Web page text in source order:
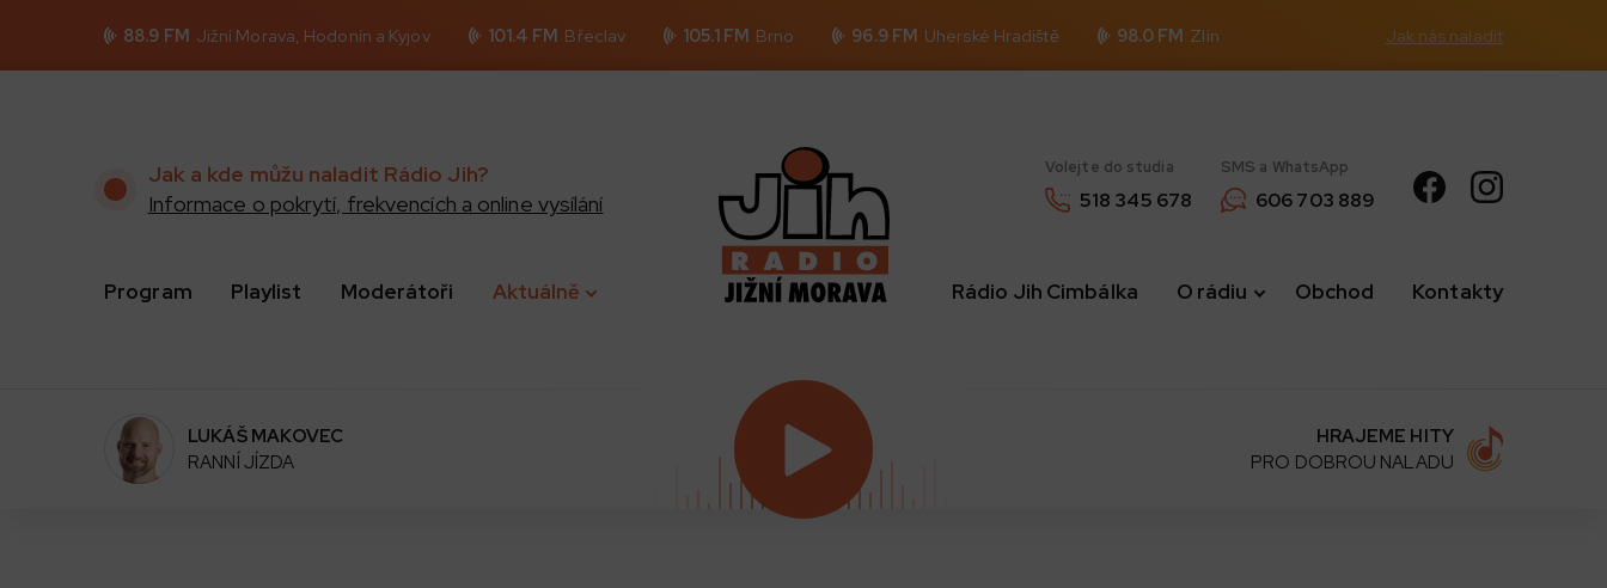
88.9 FM Jižní Morava, Hodonín a Kyjov 101.4 FM Břeclav 105.1 FM Brno 96.9 FM Uherské Hradiště 98.0 FM Zlín Jak nás naladit
Jak a kde můžu naladit Rádio Jih?
Informace o pokrytí, frekvencích a online vysílání
Program Playlist Moderátoři Aktuálně
Volejte do studia
518 345 678
SMS a WhatsApp
606 703 889
Rádio Jih Cimbálka O rádiu Obchod Kontakty
LUKÁŠ MAKOVEC
RANNÍ JÍZDA
HRAJEME HITY
PRO DOBROU NALADU